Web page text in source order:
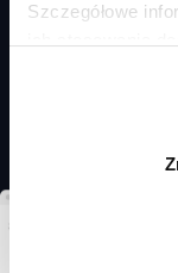
Szczegółowe